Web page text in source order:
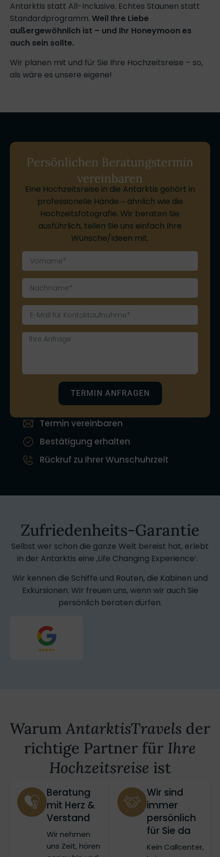
Antarktis statt All-Inclusive. Echtes Staunen statt
Standardprogramm. Weil Ihre Liebe
außergewöhnlich ist – und Ihr Honeymoon es
auch sein sollte.
Wir planen mit und für Sie Ihre Hochzeitsreise – so,
als wäre es unsere eigene!
Persönlichen Beratungstermin
vereinbaren
Eine Hochzeitsreise in die Antarktis gehört in
professionelle Hände ‒ ähnlich wie die
Hochzeitsfotografie. Wir beraten Sie
ausführlich, teilen Sie uns einfach Ihre
Wünsche/Ideen mit.
TERMIN ANFRAGEN
Termin vereinbaren
Bestätigung erhalten
Rückruf zu Ihrer Wunschuhrzeit
Zufriedenheits-Garantie
Selbst wer schon die ganze Welt bereist hat, erlebt
in der Antarktis eine ‚Life Changing Experience‘.
Wir kennen die Schiffe und Routen, die Kabinen und
Exkursionen. Wir freuen uns, wenn wir auch Sie
persönlich beraten dürfen.
WarumAntarktisTravels der
richtige Partner für Ihre
Hochzeitsreise ist
Beratung
mit Herz &
Verstand
Wir nehmen
uns Zeit, hören
Wir sind
immer
persönlich
für Sie da
Kein Callcenter,